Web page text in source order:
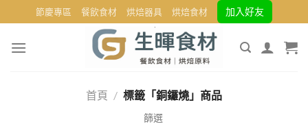
to
content
節慶專區 餐飲食材 烘焙器具 烘焙食材 加入好友
首頁 / 標籤「銅鑼燒」商品